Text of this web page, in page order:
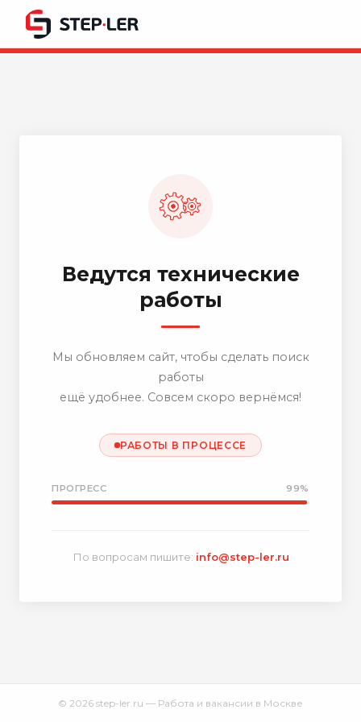
Ведутся технические
работы
Мы обновляем сайт, чтобы сделать поиск
работы
ещё удобнее. Совсем скоро вернёмся!
РАБОТЫ В ПРОЦЕССЕ
ПРОГРЕСС 99%
По вопросам пишите: info@step-ler.ru
© 2026 step-ler.ru — Работа и вакансии в Москве